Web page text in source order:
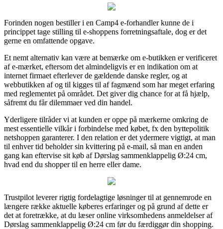
Forinden nogen bestiller i en Camp4 e-forhandler kunne de i
princippet tage stilling til e-shoppens forretningsaftale, dog er det
gerne en omfattende opgave.
Et nemt alternativ kan være at bemærke om e-butikken er verificeret
af e-mærket, eftersom det almindeligvis er en indikation om at
internet firmaet efterlever de gældende danske regler, og at
webbutikken af og til kigges til af fagmænd som har meget erfaring
med reglementet på området. Det giver dig chance for at få hjælp,
såfremt du får dilemmaer ved din handel.
Yderligere tilråder vi at kunden er oppe på mærkerne omkring de
mest essentielle vilkår i forbindelse med købet, fx den byttepolitik
netshoppen garanterer. I den relation er det ydermere vigtigt, at man
til enhver tid beholder sin kvittering på e-mail, så man en anden
gang kan eftervise sit køb af Dørslag sammenklappelig Ø:24 cm,
hvad end du shopper til en herre eller dame.
Trustpilot leverer rigtig fordelagtige løsninger til at gennemrode en
længere række aktuelle køberes erfaringer og på grund af dette er
det at foretrække, at du læser online virksomhedens anmeldelser af
Dørslag sammenklappelig Ø:24 cm før du færdiggør din shopping.